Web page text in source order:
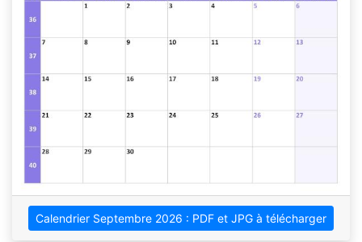
Calendrier Septembre 2026 : PDF et JPG à télécharger